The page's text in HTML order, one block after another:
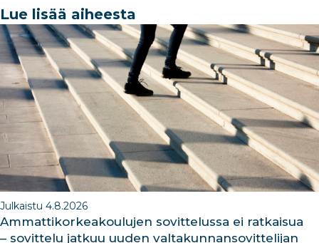
e
b
o
o
k
e
dI
n
e
ra
m
dI
n
Lue lisää aiheesta
Julkaistu 4.8.2026
Ammattikorkeakoulujen sovittelussa ei ratkaisua
– sovittelu jatkuu uuden valtakunnansovittelijan